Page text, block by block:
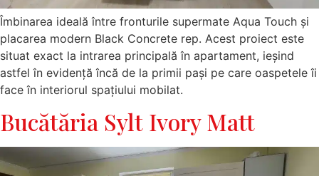
Îmbinarea ideală între fronturile supermate Aqua Touch și
placarea modern Black Concrete rep. Acest proiect este
situat exact la intrarea principală în apartament, ieșind
astfel în evidență încă de la primii pași pe care oaspetele îi
face în interiorul spațiului mobilat.
Bucătăria Sylt Ivory Matt